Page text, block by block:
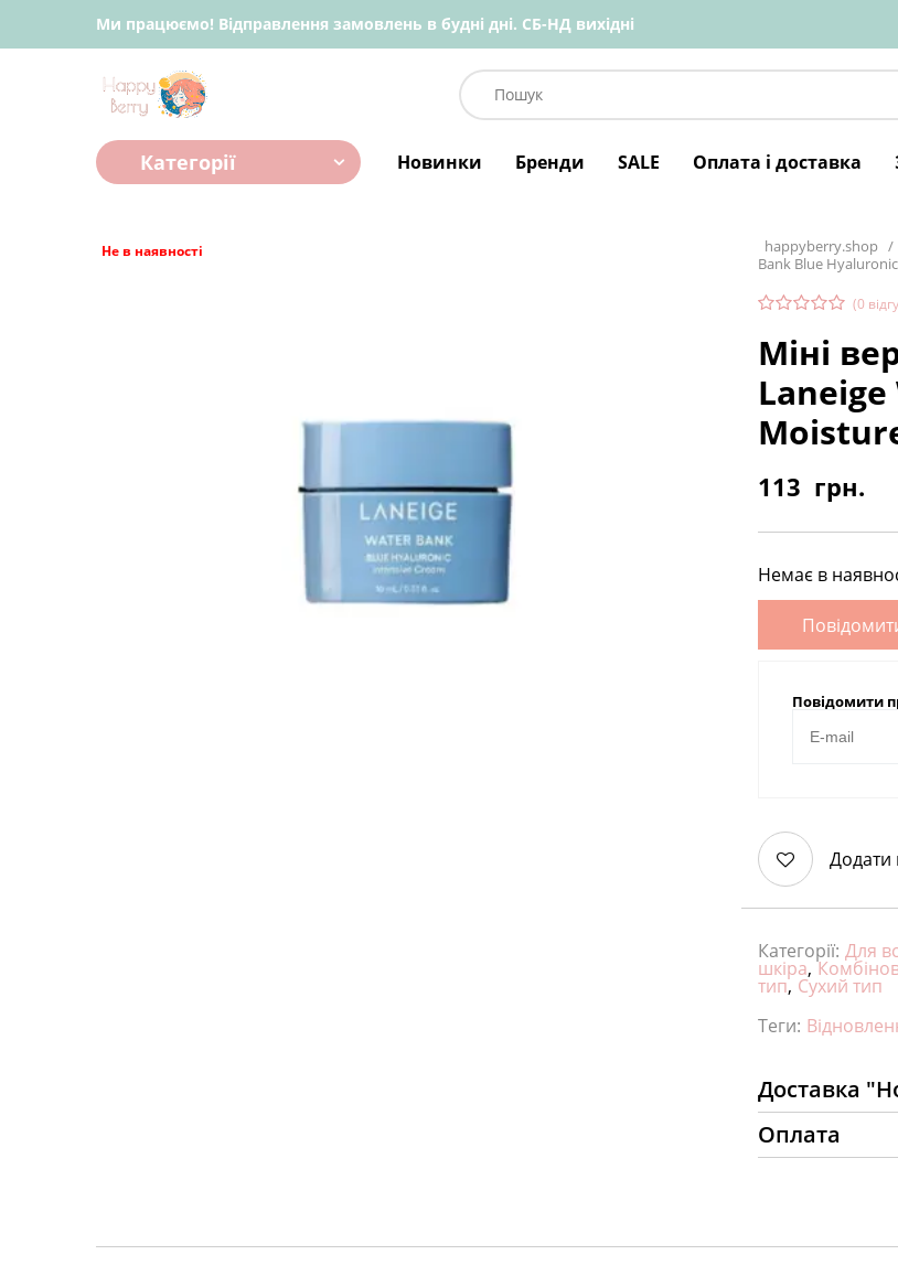
Ми працюємо! Відправлення замовлень в будні дні. СБ-НД вихідні
Категорії Новинки Бренди SALE Оплата і доставка
Не в наявності happyberry.shop /
Bank Blue
(0
Міні
113 грн.
Немає в
Повідомити
Додати
Категорії: Для
шкіра,
тип, Сухий тип
Теги:
Доставка
Оплата